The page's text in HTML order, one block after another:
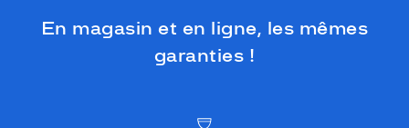
En magasin et en ligne, les mêmes
garanties !